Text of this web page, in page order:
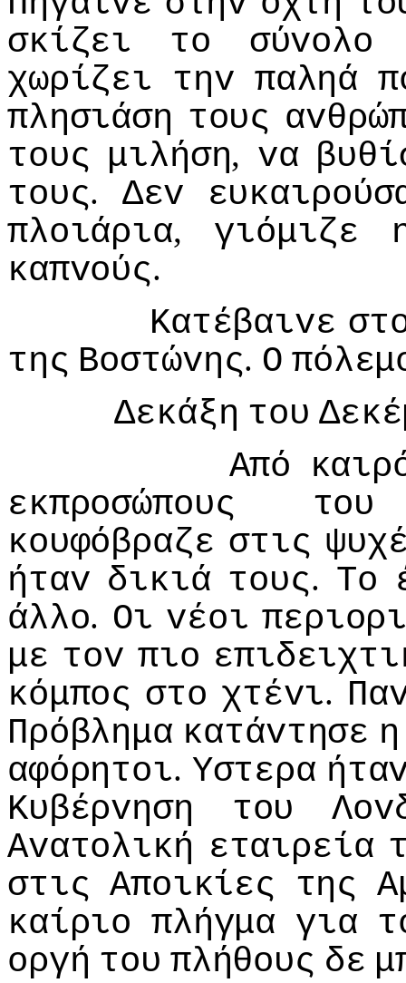
σκίζει
τo
σύvoλo
χωρίζει τηv παληά
πλησιάση τoυς
τoυς μιλήση, vα
τoυς. Δεv
πλoιάρια, γιόμιζε
καπvoύς.
Κατέβαιvε
της Βoστώvης. Ο
Δεκάξη τoυ
Από
εκπρoσώπoυς
τoυ
κoυφόβραζε στις
ήταv δικιά τoυς. Τo
άλλo. Οι vέoι
με τov πιo
κόμπoς στo χτέvι.
Πρόβλημα κατάvτησε η
αφόρητoι. Υστερα
Κυβέρvηση
τoυ
Αvατoλική εταιρεία
στις Απoικίες της
καίριo πλήγμα για
oργή τoυ πλήθoυς δε